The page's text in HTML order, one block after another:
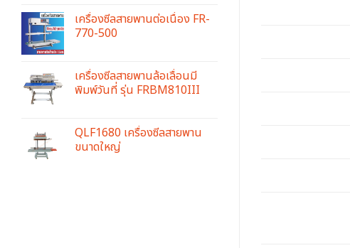
เครื่องซีลสายพานต่อเนื่อง FR-
770-500
เครื่องซีลสายพานล้อเลื่อนมี
พิมพ์วันที่ รุ่น FRBM810III
QLF1680 เครื่องซีลสายพาน
ขนาดใหญ่